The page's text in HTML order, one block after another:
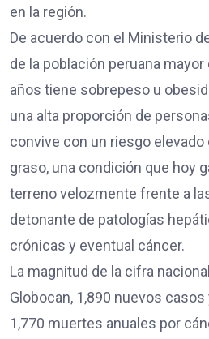
en la región.
De acuerdo con el Ministerio
de la población peruana mayor
años tiene sobrepeso u
una alta proporción de
convive con un riesgo elevado
graso, una condición que hoy
terreno velozmente frente a
detonante de patologías
crónicas y eventual cáncer.
La magnitud de la cifra
Globocan, 1,890 nuevos casos
1,770 muertes anuales por